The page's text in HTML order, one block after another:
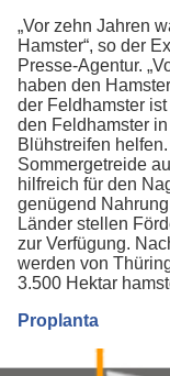
„Vor zehn Jahren
Hamster“, so der
Presse-Agentur.
haben den
der Feldhamster
den Feldhamster
Blühstreifen
Sommergetreide
hilfreich für den
genügend
Länder stellen
zur Verfügung.
werden von
3.500 Hektar
Proplanta